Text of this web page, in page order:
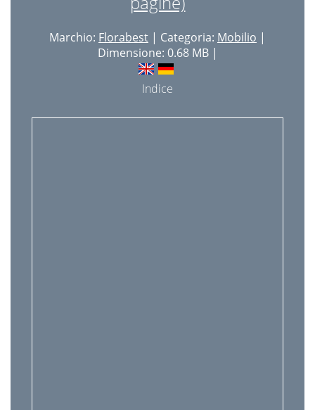
Marchio: Florabest | Categoria: Mobilio |
Dimensione: 0.68 MB |
Indice